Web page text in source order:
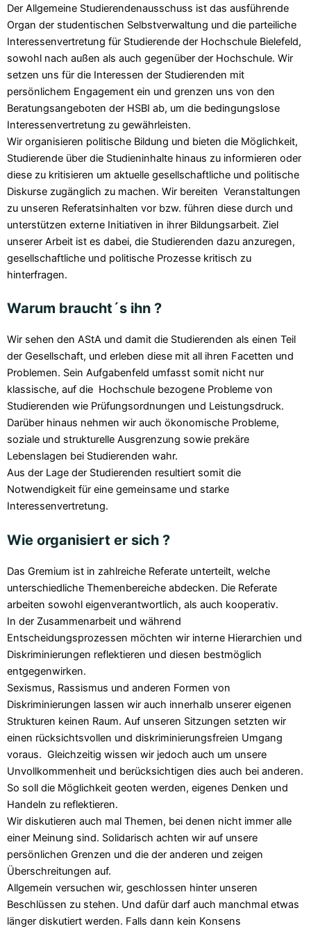
Der Allgemeine Studierendenausschuss ist das ausführende
Organ der studentischen Selbstverwaltung und die parteiliche
Interessenvertretung für Studierende der Hochschule Bielefeld,
sowohl nach außen als auch gegenüber der Hochschule. Wir
setzen uns für die Interessen der Studierenden mit
persönlichem Engagement ein und grenzen uns von den
Beratungsangeboten der HSBI ab, um die bedingungslose
Interessenvertretung zu gewährleisten.
Wir organisieren politische Bildung und bieten die Möglichkeit,
Studierende über die Studieninhalte hinaus zu informieren oder
diese zu kritisieren um aktuelle gesellschaftliche und politische
Diskurse zugänglich zu machen. Wir bereiten Veranstaltungen
zu unseren Referatsinhalten vor bzw. führen diese durch und
unterstützen externe Initiativen in ihrer Bildungsarbeit. Ziel
unserer Arbeit ist es dabei, die Studierenden dazu anzuregen,
gesellschaftliche und politische Prozesse kritisch zu
hinterfragen.
Warum braucht´s ihn ?
Wir sehen den AStA und damit die Studierenden als einen Teil
der Gesellschaft, und erleben diese mit all ihren Facetten und
Problemen. Sein Aufgabenfeld umfasst somit nicht nur
klassische, auf die Hochschule bezogene Probleme von
Studierenden wie Prüfungsordnungen und Leistungsdruck.
Darüber hinaus nehmen wir auch ökonomische Probleme,
soziale und strukturelle Ausgrenzung sowie prekäre
Lebenslagen bei Studierenden wahr.
Aus der Lage der Studierenden resultiert somit die
Notwendigkeit für eine gemeinsame und starke
Interessenvertretung.
Wie organisiert er sich ?
Das Gremium ist in zahlreiche Referate unterteilt, welche
unterschiedliche Themenbereiche abdecken. Die Referate
arbeiten sowohl eigenverantwortlich, als auch kooperativ.
In der Zusammenarbeit und während
Entscheidungsprozessen möchten wir interne Hierarchien und
Diskriminierungen reflektieren und diesen bestmöglich
entgegenwirken.
Sexismus, Rassismus und anderen Formen von
Diskriminierungen lassen wir auch innerhalb unserer eigenen
Strukturen keinen Raum. Auf unseren Sitzungen setzten wir
einen rücksichtsvollen und diskriminierungsfreien Umgang
voraus. Gleichzeitig wissen wir jedoch auch um unsere
Unvollkommenheit und berücksichtigen dies auch bei anderen.
So soll die Möglichkeit geoten werden, eigenes Denken und
Handeln zu reflektieren.
Wir diskutieren auch mal Themen, bei denen nicht immer alle
einer Meinung sind. Solidarisch achten wir auf unsere
persönlichen Grenzen und die der anderen und zeigen
Überschreitungen auf.
Allgemein versuchen wir, geschlossen hinter unseren
Beschlüssen zu stehen. Und dafür darf auch manchmal etwas
länger diskutiert werden. Falls dann kein Konsens